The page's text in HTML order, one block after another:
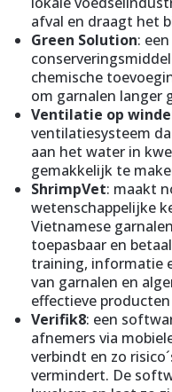
afval en draagt het
Green Solution:
chemische
om garnalen langer
Ventilatie op
ventilatiesysteem
aan het water in
gemakkelijk te
ShrimpVet: maakt
wetenschappelijke
Vietnamese
toepasbaar en
training, informatie
van garnalen en
effectieve
Verifik8: een
afnemers via
verbindt en zo
vermindert. De